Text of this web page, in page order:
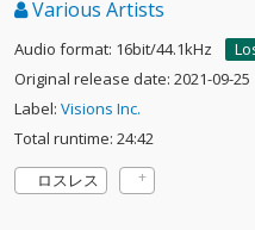
Various Artists
Audio format: 16bit/44.1kHz
Original release date: 2021-09-25
Label: Visions Inc.
Total runtime: 24:42
ロスレス